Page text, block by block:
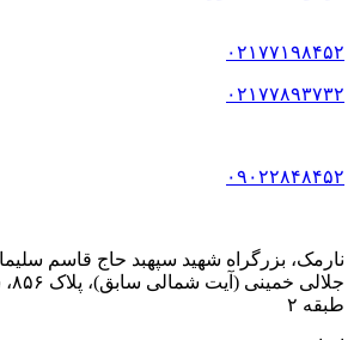
۰۲۱۷۷۱۹۸۴۵۲
۰۲۱۷۷۸۹۳۷۳۲
۰۹۰۲۲۸۴۸۴۵۲
نارمک، بزرگراه شهید سپهبد حاج قاسم
طبقه ۲